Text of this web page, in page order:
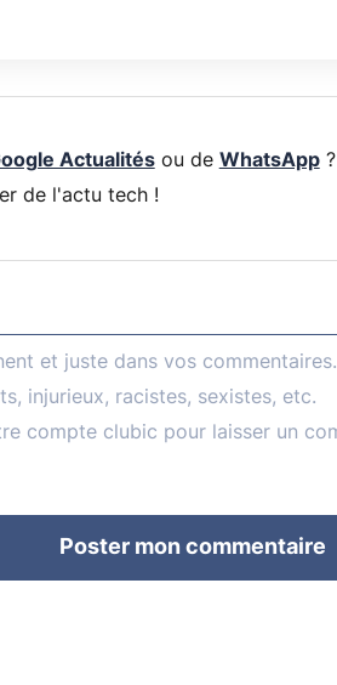
Actualitésou de WhatsApp?
de l'actu tech !
Poster mon commentaire